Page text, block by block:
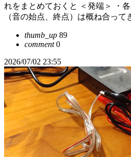
れをまとめておくと ＜発端＞ ・
（音の始点、終点）は概ね合って
thumb_up 89
comment0
2026/07/02 23:55